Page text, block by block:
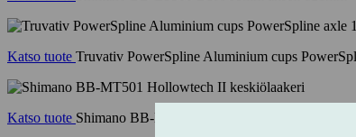
Katso tuote Truvativ PowerSpline Aluminium cups
Katso tuote Shimano BB-MT501 Hollowtech II keskiölaakeri